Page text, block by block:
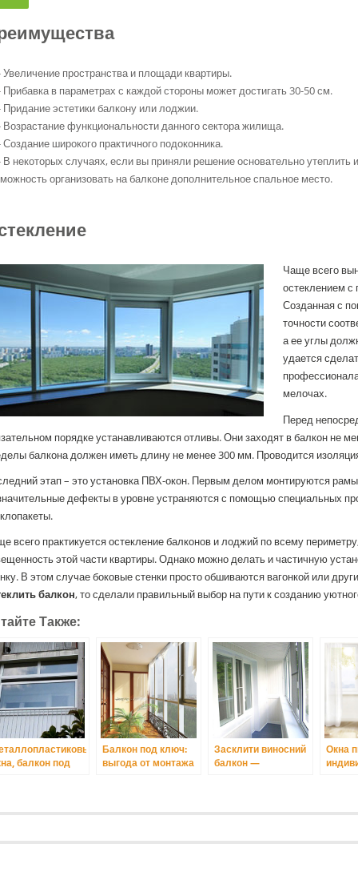
пространства и площади квартиры.
в параметрах с каждой стороны может достигать 30-50 см.
эстетики балкону или лоджии.
функциональности данного сектора жилища.
широкого практичного подоконника.
некоторых случаях, если вы приняли решение основательно утеплить
организовать на балконе дополнительное спальное место.
Чаще всего
остеклением
Созданная с
точности
а ее углы
удается
мелочах.
Перед
порядке устанавливаются отливы. Они заходят в балкон не
балкона должен иметь длину не менее 300 мм. Проводится
этап – это установка ПВХ-окон. Первым делом монтируются рамы
дефекты в уровне устраняются с помощью специальных
всего практикуется остекление балконов и лоджий по всему
этой части квартиры. Однако можно делать и частичную
В этом случае боковые стенки просто обшиваются вагонкой или
балкон, то сделали правильный выбор на пути к созданию
Также:
балкон под
Балкон под ключ:
выгода от монтажа
Засклити виносний
балкон —
Окна